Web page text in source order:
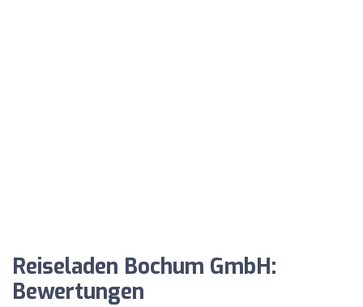
Reiseladen Bochum GmbH:
Bewertungen